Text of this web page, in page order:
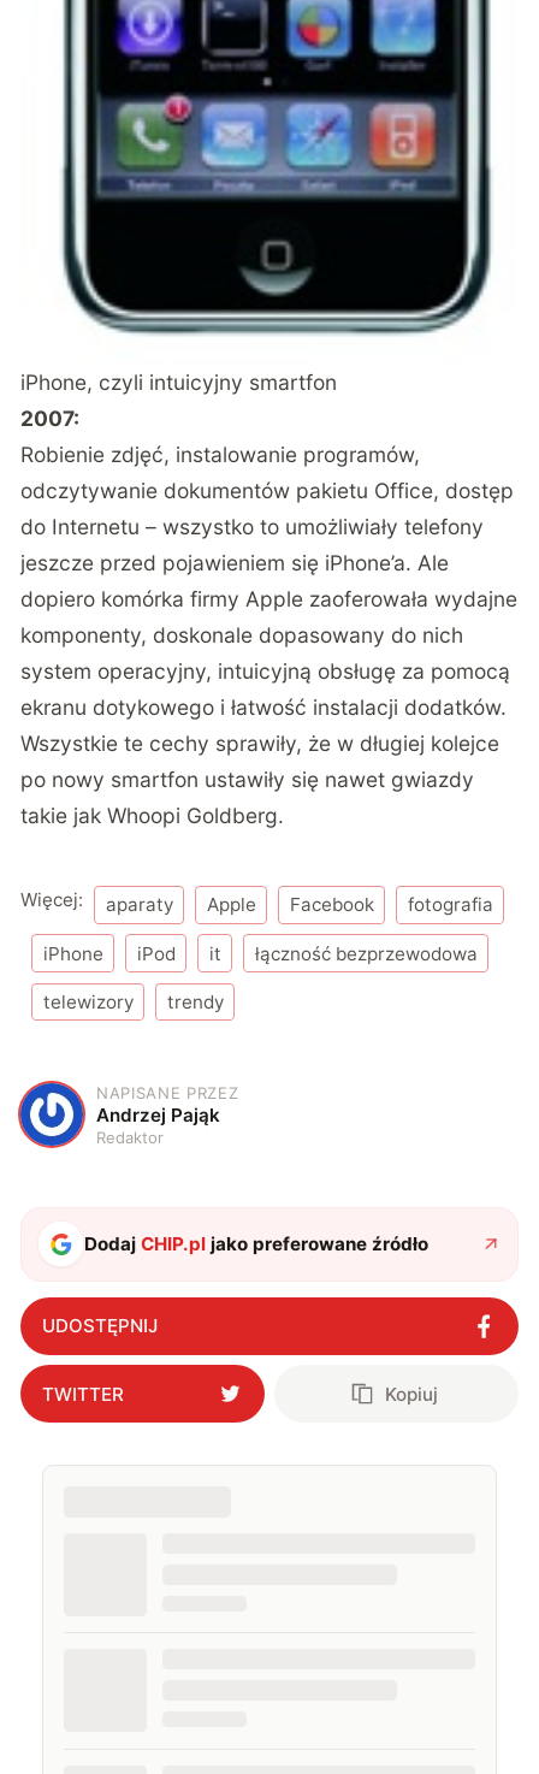
iPhone, czyli intuicyjny smartfon
2007:
Robienie zdjęć, instalowanie programów,
odczytywanie dokumentów pakietu Office, dostęp
do Internetu – wszystko to umożliwiały telefony
jeszcze przed pojawieniem się iPhone’a. Ale
dopiero komórka firmy Apple zaoferowała wydajne
komponenty, doskonale dopasowany do nich
system operacyjny, intuicyjną obsługę za pomocą
ekranu dotykowego i łatwość instalacji dodatków.
Wszystkie te cechy sprawiły, że w długiej kolejce
po nowy smartfon ustawiły się nawet gwiazdy
takie jak Whoopi Goldberg.
Więcej: aparaty Apple Facebook fotografia
iPhone iPod it łączność bezprzewodowa
telewizory trendy
A
NAPISANE PRZEZ
Andrzej Pająk
Redaktor
DodajCHIP.pl jako preferowane źródło
UDOSTĘPNIJ
TWITTER Kopiuj